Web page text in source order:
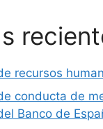
recursos
conducta de
Banco de